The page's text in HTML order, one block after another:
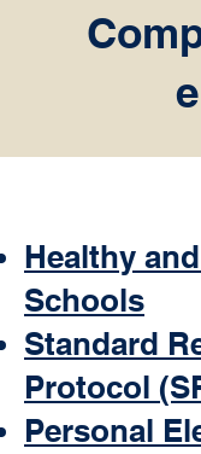
e
Healthy
Schools
Standard
Protocol
Personal